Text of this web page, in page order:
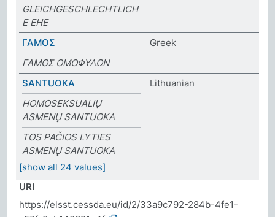
GLEICHGESCHLECHTLICH
E EHE
ΓΑΜΟΣ
Greek
ΓΑΜΟΣ ΟΜΟΦΥΛΩΝ
SANTUOKA
Lithuanian
HOMOSEKSUALIŲ
ASMENŲ SANTUOKA
TOS PAČIOS LYTIES
ASMENŲ SANTUOKA
[show all 24 values]
URI
https://elsst.cessda.eu/id/2/33a9c792-284b-4fe1-